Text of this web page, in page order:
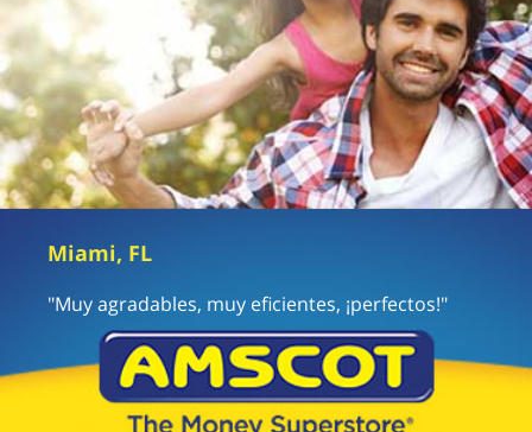
Miami, FL
"Muy agradables, muy eficientes, ¡perfectos!"